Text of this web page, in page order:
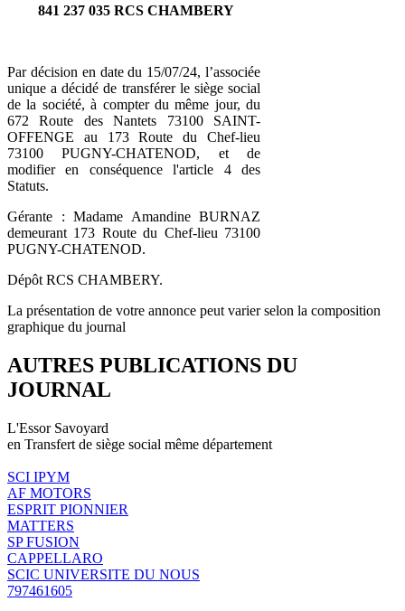
841 237 035 RCS CHAMBERY
Par décision en date du 15/07/24, l’associée
unique a décidé de transférer le siège social
de la société, à compter du même jour, du
672 Route des Nantets 73100 SAINT-
OFFENGE au 173 Route du Chef-lieu
73100 PUGNY-CHATENOD, et de
modifier en conséquence l'article 4 des
Statuts.
Gérante : Madame Amandine BURNAZ
demeurant 173 Route du Chef-lieu 73100
PUGNY-CHATENOD.
Dépôt RCS CHAMBERY.
La présentation de votre annonce peut varier selon la composition
graphique du journal
AUTRES PUBLICATIONS DU
JOURNAL
L'Essor Savoyard
en Transfert de siège social même département
SCI IPYM
AF MOTORS
ESPRIT PIONNIER
MATTERS
SP FUSION
CAPPELLARO
SCIC UNIVERSITE DU NOUS
797461605